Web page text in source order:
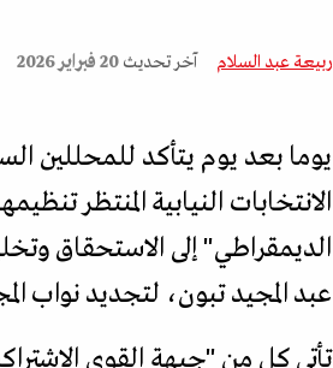
ربيعة عبد السلام آخر تحديث 20 فبراير 2026
يوما بعد يوم يتأكد للمحللين
الانتخابات النيابية المنتظر
الديمقراطي" إلى الاستحقاق
عبد المجيد تبون، لتجديد نواب
تأتي كل من "جبهة القوى